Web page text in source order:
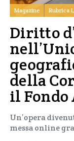
Magazine Rubrica
Diritto
della
il Fondo
Un’opera
messa online